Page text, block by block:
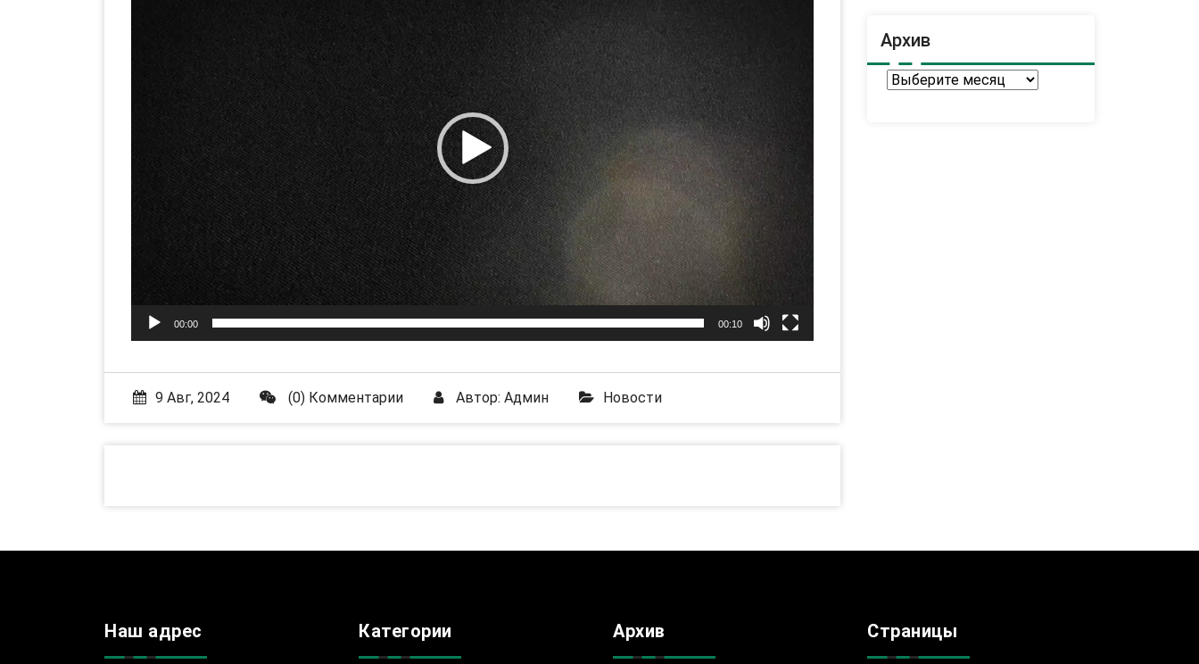
00:00 00:10
9 Авг, 2024 (0) Комментарии Автор: Админ Новости
Архив
Архив
Наш адрес Категории Архив Страницы